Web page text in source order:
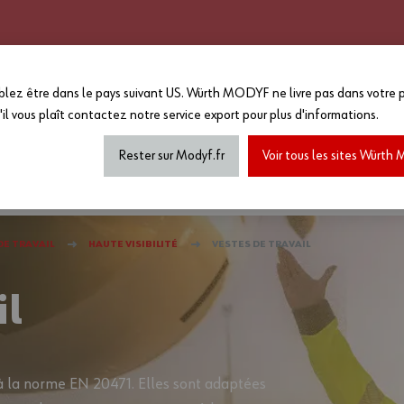
-15% sur le reste du site
*Offre non cumulable avec toutes
de marquage...) dans la limite
MAGASIN...
TRAVAIL HAUTE VISIBILITÉ VESTES DE TRAVAIL
norme EN 20471. Elles sont adaptées
être dans le pays suivant US. Würth MODYF ne livre pas dans votre
vous plaît contactez notre service export pour plus d'informations.
Rester sur Modyf.fr Voir tous les sites Würth